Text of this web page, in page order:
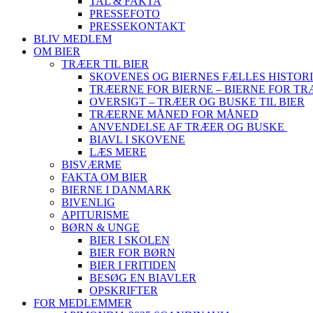
PRESSEFOTO
PRESSEKONTAKT
BLIV MEDLEM
OM BIER
TRÆER TIL BIER
SKOVENES OG BIERNES FÆLLES
TRÆERNE FOR BIERNE – BIERNE FOR
OVERSIGT – TRÆER OG BUSKE TIL BIER
TRÆERNE MÅNED FOR MÅNED
ANVENDELSE AF TRÆER OG BUSKE
BIAVL I SKOVENE
LÆS MERE
BISVÆRME
FAKTA OM BIER
BIERNE I DANMARK
BIVENLIG
APITURISME
BØRN & UNGE
BIER I SKOLEN
BIER FOR BØRN
BIER I FRITIDEN
BESØG EN BIAVLER
OPSKRIFTER
FOR MEDLEMMER